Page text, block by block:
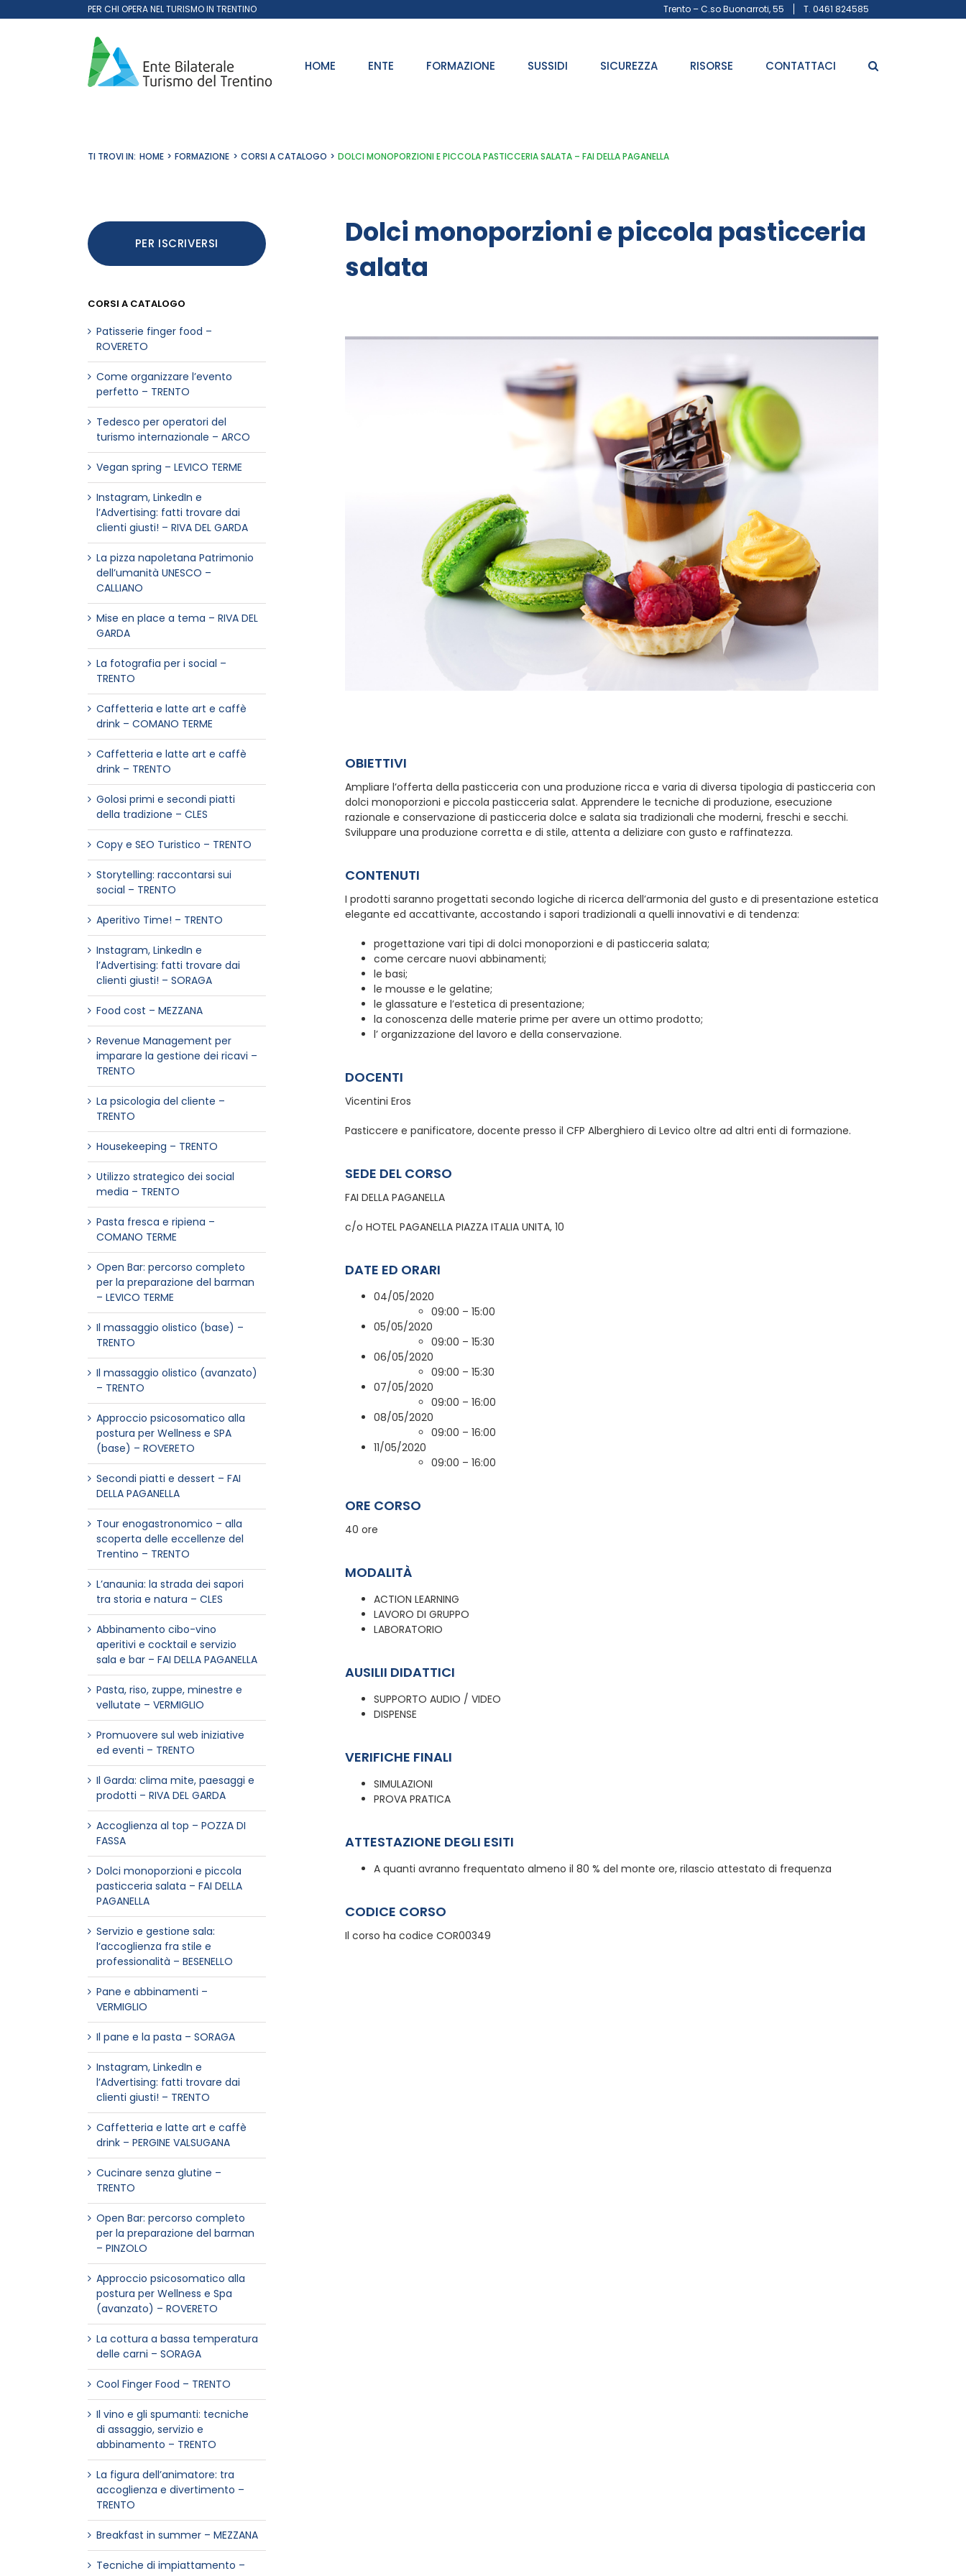
al
PER CHI OPERA NEL TURISMO IN TRENTINO Trento – C.so Buonarroti, 55 T. 0461 824585
HOME ENTE FORMAZIONE SUSSIDI SICUREZZA RISORSE CONTATTACI
TI TROVI IN: HOME FORMAZIONE CORSI A CATALOGO DOLCI MONOPORZIONI E PICCOLA PASTICCERIA SALATA – FAI DELLA PAGANELLA
PER ISCRIVERSI
CORSI A CATALOGO
Patisserie finger food –
ROVERETO
Come organizzare l’evento
perfetto – TRENTO
Tedesco per operatori del
turismo internazionale – ARCO
Vegan spring – LEVICO TERME
Instagram, LinkedIn e
l’Advertising: fatti trovare dai
clienti giusti! – RIVA DEL GARDA
La pizza napoletana Patrimonio
dell’umanità UNESCO –
CALLIANO
Mise en place a tema – RIVA DEL
GARDA
La fotografia per i social –
TRENTO
Caffetteria e latte art e caffè
drink – COMANO TERME
Caffetteria e latte art e caffè
drink – TRENTO
Golosi primi e secondi piatti
della tradizione – CLES
Copy e SEO Turistico – TRENTO
Storytelling: raccontarsi sui
social – TRENTO
Aperitivo Time! – TRENTO
Instagram, LinkedIn e
l’Advertising: fatti trovare dai
clienti giusti! – SORAGA
Food cost – MEZZANA
Revenue Management per
imparare la gestione dei ricavi –
TRENTO
La psicologia del cliente –
TRENTO
Housekeeping – TRENTO
Utilizzo strategico dei social
media – TRENTO
Pasta fresca e ripiena –
COMANO TERME
Open Bar: percorso completo
per la preparazione del barman
– LEVICO TERME
Il massaggio olistico (base) –
TRENTO
Il massaggio olistico (avanzato)
– TRENTO
Approccio psicosomatico alla
postura per Wellness e SPA
(base) – ROVERETO
Secondi piatti e dessert – FAI
DELLA PAGANELLA
Tour enogastronomico – alla
scoperta delle eccellenze del
Trentino – TRENTO
L’anaunia: la strada dei sapori
tra storia e natura – CLES
Abbinamento cibo-vino
aperitivi e cocktail e servizio
sala e bar – FAI DELLA PAGANELLA
Pasta, riso, zuppe, minestre e
vellutate – VERMIGLIO
Promuovere sul web iniziative
ed eventi – TRENTO
Il Garda: clima mite, paesaggi e
prodotti – RIVA DEL GARDA
Accoglienza al top – POZZA DI
FASSA
Dolci monoporzioni e piccola
pasticceria salata – FAI DELLA
PAGANELLA
Servizio e gestione sala:
l’accoglienza fra stile e
professionalità – BESENELLO
Pane e abbinamenti –
VERMIGLIO
Il pane e la pasta – SORAGA
Instagram, LinkedIn e
l’Advertising: fatti trovare dai
clienti giusti! – TRENTO
Caffetteria e latte art e caffè
drink – PERGINE VALSUGANA
Cucinare senza glutine –
TRENTO
Open Bar: percorso completo
per la preparazione del barman
– PINZOLO
Approccio psicosomatico alla
postura per Wellness e Spa
(avanzato) – ROVERETO
La cottura a bassa temperatura
delle carni – SORAGA
Cool Finger Food – TRENTO
Il vino e gli spumanti: tecniche
di assaggio, servizio e
abbinamento – TRENTO
La figura dell’animatore: tra
accoglienza e divertimento –
TRENTO
Breakfast in summer – MEZZANA
Tecniche di impiattamento –
Dolci monoporzioni e piccola pasticceria
salata
OBIETTIVI
Ampliare l’offerta della pasticceria con una produzione ricca e varia di diversa tipologia di pasticceria con
dolci monoporzioni e piccola pasticceria salat. Apprendere le tecniche di produzione, esecuzione
razionale e conservazione di pasticceria dolce e salata sia tradizionali che moderni, freschi e secchi.
Sviluppare una produzione corretta e di stile, attenta a deliziare con gusto e raffinatezza.
CONTENUTI
I prodotti saranno progettati secondo logiche di ricerca dell’armonia del gusto e di presentazione estetica
elegante ed accattivante, accostando i sapori tradizionali a quelli innovativi e di tendenza:
progettazione vari tipi di dolci monoporzioni e di pasticceria salata;
come cercare nuovi abbinamenti;
le basi;
le mousse e le gelatine;
le glassature e l’estetica di presentazione;
la conoscenza delle materie prime per avere un ottimo prodotto;
l’ organizzazione del lavoro e della conservazione.
DOCENTI
Vicentini Eros
Pasticcere e panificatore, docente presso il CFP Alberghiero di Levico oltre ad altri enti di formazione.
SEDE DEL CORSO
FAI DELLA PAGANELLA
c/o HOTEL PAGANELLA PIAZZA ITALIA UNITA, 10
DATE ED ORARI
04/05/2020
09:00 – 15:00
05/05/2020
09:00 – 15:30
06/05/2020
09:00 – 15:30
07/05/2020
09:00 – 16:00
08/05/2020
09:00 – 16:00
11/05/2020
09:00 – 16:00
ORE CORSO
40 ore
MODALITÀ
ACTION LEARNING
LAVORO DI GRUPPO
LABORATORIO
AUSILII DIDATTICI
SUPPORTO AUDIO / VIDEO
DISPENSE
VERIFICHE FINALI
SIMULAZIONI
PROVA PRATICA
ATTESTAZIONE DEGLI ESITI
A quanti avranno frequentato almeno il 80 % del monte ore, rilascio attestato di frequenza
CODICE CORSO
Il corso ha codice COR00349